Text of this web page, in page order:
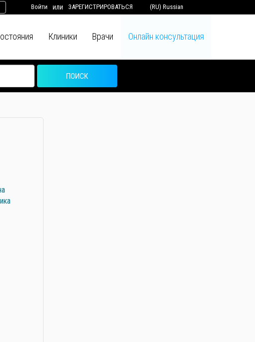
Войти или ЗАРЕГИСТРИРОВАТЬСЯ (RU) Russian
Клиники Врачи Онлайн консультация
ПОИСК